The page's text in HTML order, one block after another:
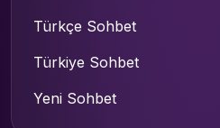
Türkçe Sohbet
Türkiye Sohbet
Yeni Sohbet